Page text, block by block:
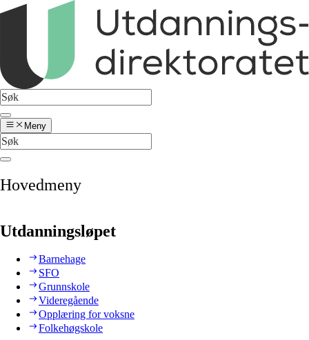
Meny
Hovedmeny
Utdanningsløpet
Barnehage
SFO
Grunnskole
Videregående
Opplæring for voksne
Folkehøgskole